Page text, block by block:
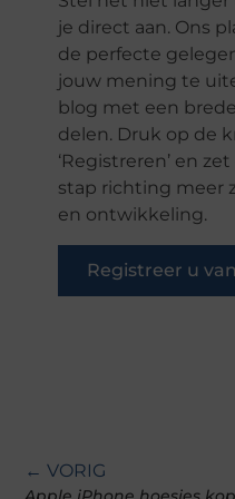
je direct aan. Ons
de perfecte
jouw mening te
blog met een
delen. Druk op de
‘Registreren’ en
stap richting meer
en ontwikkeling.
Registreer u
← VORIG